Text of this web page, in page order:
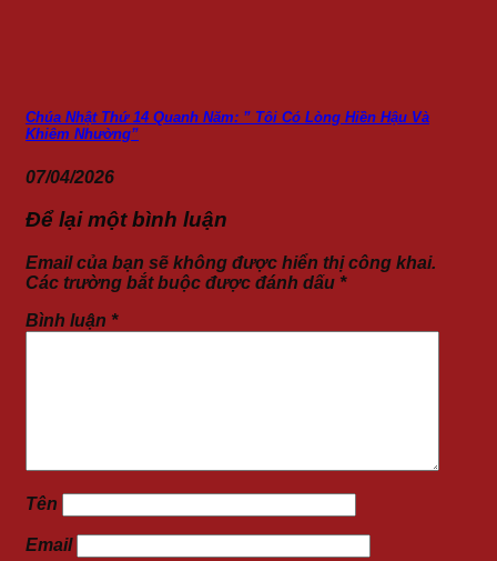
Chúa Nhật Thứ 14 Quanh Năm: ” Tôi Có Lòng Hiền Hậu Và
Khiêm Nhường”
07/04/2026
Để lại một bình luận
Email của bạn sẽ không được hiển thị công khai.
Các trường bắt buộc được đánh dấu *
Bình luận *
Tên
Email